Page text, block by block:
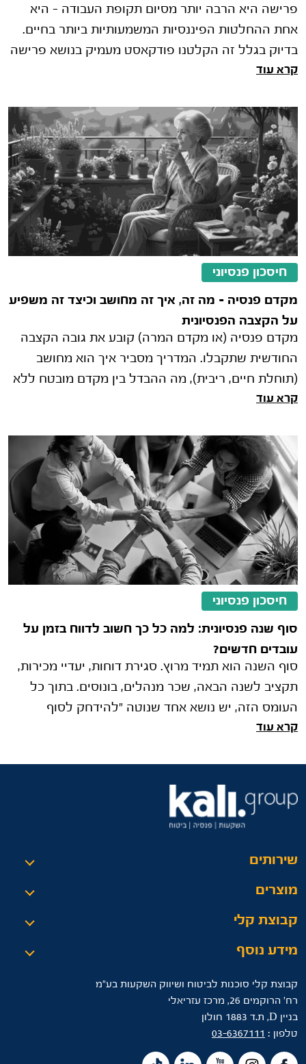
פרישה היא הרבה יותר מסיום תקופת העבודה – היא
אחת ההחלטות הפיננסיות המשמעותיות ביותר בחיים.
בדיוק בגלל זה הקלטנו פודקאסט מעמיק בנושא פרישה
שבו נעשה סדר בכל מה שחשוב לדעת.
קרא עוד
חיסכון פנסיוני
מקדם פנסיה – מה זה, איך זה מחושב וכיצד זה משפיע
על הקצבה הפנסיונית
מקדם פנסיה (או מקדם המרה) קובע את גובה הקצבה
החודשית שתקבלו. המדריך מסביר איך הוא מחושב
(תוחלת חיים, ריבית), מה ההבדל בין מקדם מובטח ללא
מובטח, ואיך תכנון פנסיוני נכון עם קבוצת קלי יכול
קרא עוד
חיסכון פנסיוני
סוף שנה פנסיונית: למה כל כך חשוב לדווח בזמן על
עובדים חדשים?
סוף השנה הוא תמיד מרוץ. סגירת דוחות, יעדיי מכירות,
תקציב לשנה הבאה, שכר מנהלים, בונוסים. בתוך כל
העומס הזה, יש נושא אחד שנוטה "להידחק לסוף
הרשימה" אך עלול להפוך לכאב ראש
קרא עוד
שירותים
מוצרים
קבוצת קלי
מידע נוסף
קבוצת קלי סוכנות לביטוח ושיווק השקעות בע"מ
רח’ הרוקמים 26, מרכז עזריאלי
בניין D, ת.ד 1883 חולון
טלפון : 03-6367111